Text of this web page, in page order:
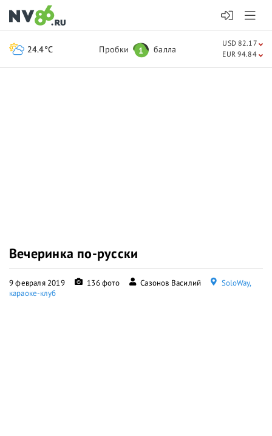
Вечеринка по-русски
9 февраля 2019 136 фото Сазонов Василий
SoloWay,
караоке-клуб
24.4°C Пробки 1 балла
USD 82.17
EUR 94.84